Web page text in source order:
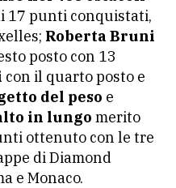
17 punti conquistati,
Roberta Bruni
posto con 13
con il quarto posto e
del peso e
in lungo merito
ottenuto con le tre
di Diamond
e Monaco.